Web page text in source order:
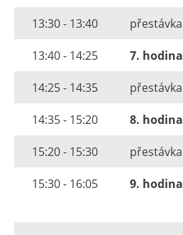
13:30 - 13:40 přestávka
13:40 - 14:25 7. hodina
14:25 - 14:35 přestávka
14:35 - 15:20 8. hodina
15:20 - 15:30 přestávka
15:30 - 16:05 9. hodina